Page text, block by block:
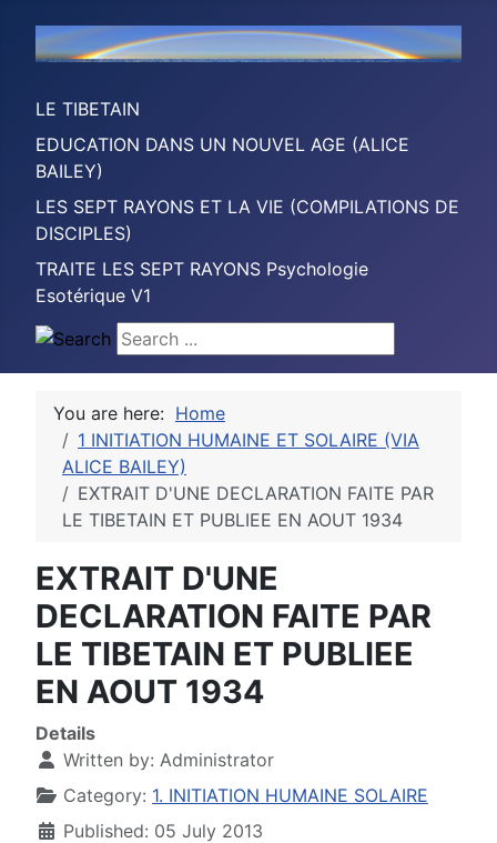
LE TIBETAIN
EDUCATION DANS UN NOUVEL AGE (ALICE
BAILEY)
LES SEPT RAYONS ET LA VIE (COMPILATIONS DE
DISCIPLES)
TRAITE LES SEPT RAYONS Psychologie
Esotérique V1
Search ...
You are here: Home
1 INITIATION HUMAINE ET SOLAIRE (VIA
ALICE BAILEY)
EXTRAIT D'UNE DECLARATION FAITE PAR
LE TIBETAIN ET PUBLIEE EN AOUT 1934
EXTRAIT D'UNE
DECLARATION FAITE PAR
LE TIBETAIN ET PUBLIEE
EN AOUT 1934
Details
Written by: Administrator
Category: 1. INITIATION HUMAINE SOLAIRE
Published: 05 July 2013